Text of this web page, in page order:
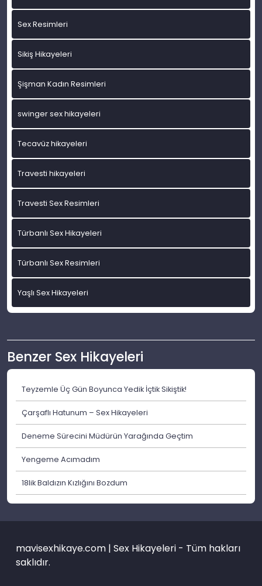
Sex Resimleri
Sikiş Hikayeleri
Şişman Kadın Resimleri
swinger sex hikayeleri
Tecavüz hikayeleri
Travesti hikayeleri
Travesti Sex Resimleri
Türbanlı Sex Hikayeleri
Türbanlı Sex Resimleri
Yaşlı Sex Hikayeleri
Benzer Sex Hikayeleri
Teyzemle Üç Gün Boyunca Yedik İçtik Sikiştik!
Çarşaflı Hatunum – Sex Hikayeleri
Deneme Sürecini Müdürün Yarağında Geçtim
Yengeme Acımadım
18lik Baldızın Kızlığını Bozdum
mavisexhikaye.com | Sex Hikayeleri - Tüm hakları
saklıdır.